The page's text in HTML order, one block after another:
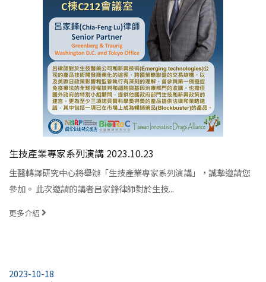
生技產業專家系列演講 2023.10.23
生醫轉譯研究中心將舉辦「生技產業專家系列演講」，誠摯邀請您
參加。 此次邀請的講者呂家鋒律師對於生技...
更多介紹
2023-10-18